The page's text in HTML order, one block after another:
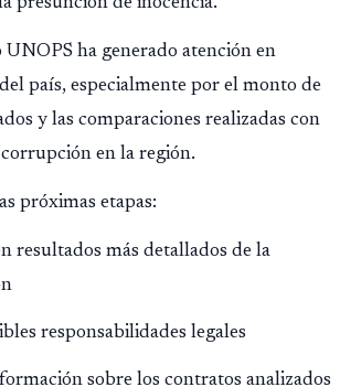
UNOPS ha generado atención en
país, especialmente por el monto de
y las comparaciones realizadas con
en la región.
próximas etapas:
resultados más detallados de la
responsabilidades legales
sobre los contratos analizados